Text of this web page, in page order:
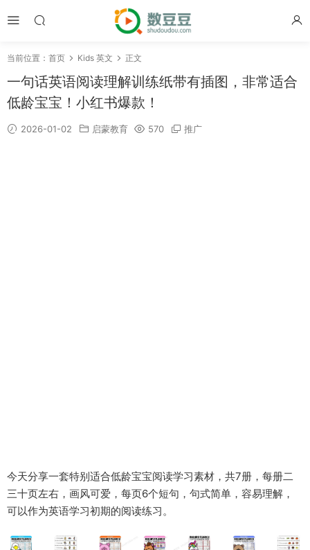
当前位置： 首页 Kids 英文 正文
一句话英语阅读理解训练纸带有插图，非常适合
低龄宝宝！小红书爆款！
2026-01-02 启蒙教育 570 推广
今天分享一套特别适合低龄宝宝阅读学习素材，共7册，每册二
三十页左右，画风可爱，每页6个短句，句式简单，容易理解，
可以作为英语学习初期的阅读练习。